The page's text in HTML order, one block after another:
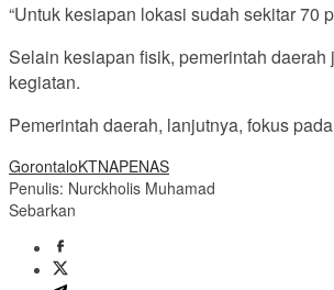
“Untuk kesiapan lokasi sudah sekitar 70
Selain kesiapan fisik, pemerintah
kegiatan.
Pemerintah daerah, lanjutnya, fokus
GorontaloKTNAPENAS
Penulis: Nurckholis Muhamad
Sebarkan